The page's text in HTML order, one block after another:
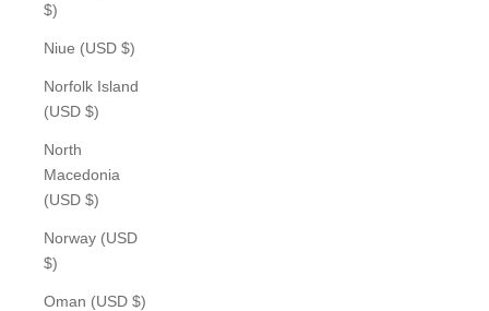
$)
Niue (USD $)
Norfolk Island
(USD $)
North
Macedonia
(USD $)
Norway (USD
$)
Oman (USD $)